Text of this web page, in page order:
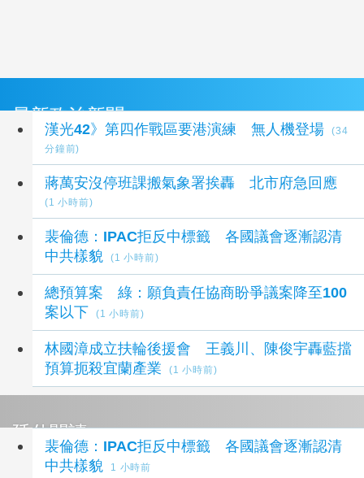
最新政治新聞
漢光42》第四作戰區要港演練 無人機登場
(34
分鐘前)
蔣萬安沒停班課搬氣象署挨轟 北市府急回應
(1 小時前)
裴倫德：IPAC拒反中標籤 各國議會逐漸認清
中共樣貌
(1 小時前)
總預算案 綠：願負責任協商盼爭議案降至100
案以下
(1 小時前)
林國漳成立扶輪後援會 王義川、陳俊宇轟藍擋
預算扼殺宜蘭產業
(1 小時前)
延伸閱讀
裴倫德：IPAC拒反中標籤 各國議會逐漸認清
中共樣貌
1 小時前